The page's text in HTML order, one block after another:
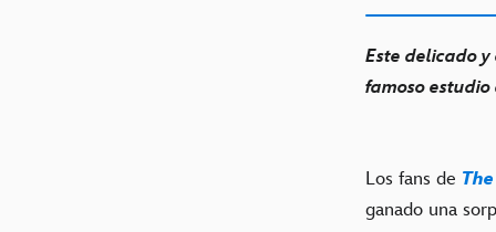
Este delicado
famoso
Los fans de
ganado una